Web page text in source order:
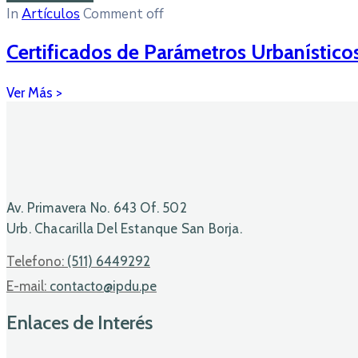
In Artículos Comment off
Certificados de Parámetros
Av. Primavera No. 643 Of. 502
Urb. Chacarilla Del Estanque San Borja.
Telefono: (511) 6449292
E-mail: contacto@ipdu.pe
Enlaces de Interés